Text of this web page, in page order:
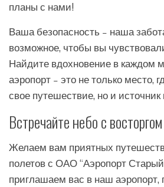
планы с нами!
Ваша безопасность – наша
возможное, чтобы вы
Найдите вдохновение в каждом
аэропорт – это не только место,
свое путешествие, но и источник
Встречайте небо с
Желаем вам приятных
полетов с ОАО “Аэропорт
приглашаем вас в наш аэропорт,